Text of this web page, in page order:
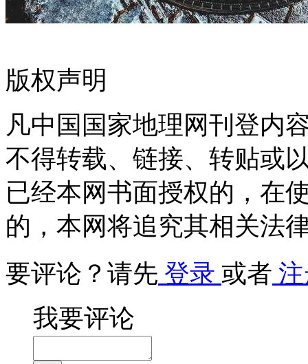
版权声明
凡中国国家地理网刊登内
不得转载、链接、转贴或
已经本网书面授权的，在
的，本网将追究其相关法
要评论？请先 登录 或者
我要评论